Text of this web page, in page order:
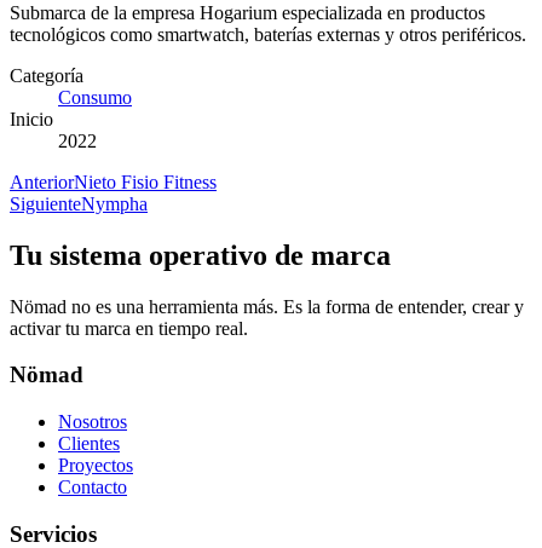
Submarca de la empresa Hogarium especializada en productos
tecnológicos como smartwatch, baterías externas y otros periféricos.
Categoría
Consumo
Inicio
2022
AnteriorNieto Fisio Fitness
SiguienteNympha
Tu sistema operativo de marca
Nömad no es una herramienta más. Es la forma de entender, crear y
activar tu marca en tiempo real.
Nömad
Nosotros
Clientes
Proyectos
Contacto
Servicios